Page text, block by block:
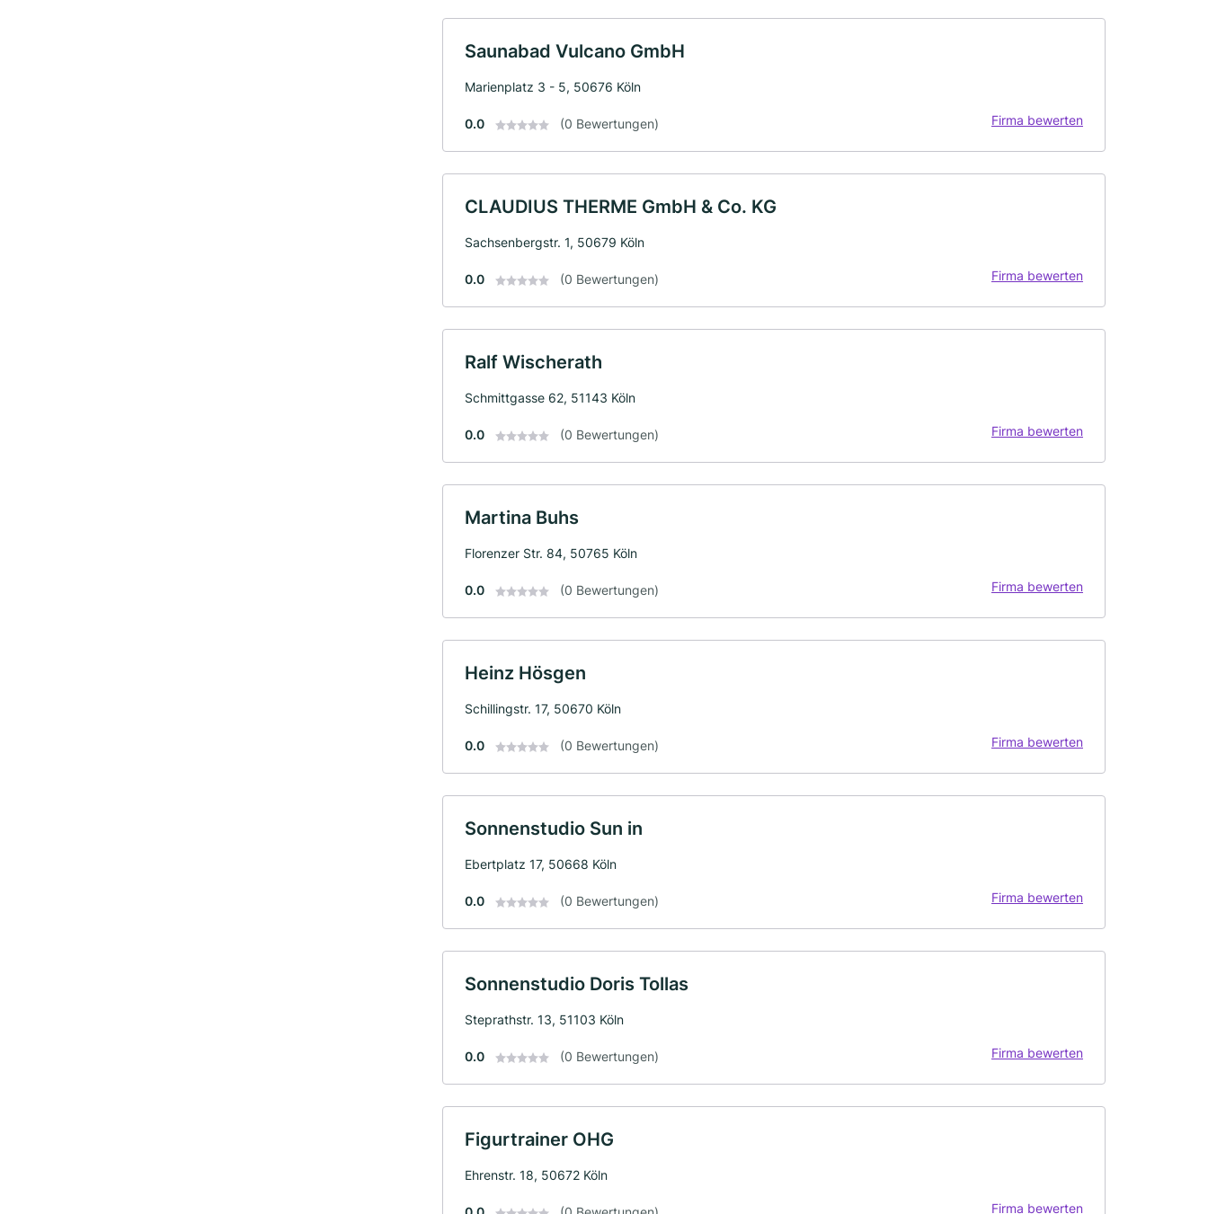
Saunabad Vulcano GmbH
Marienplatz 3 - 5, 50676 Köln
0.0 (0 Bewertungen) Firma bewerten
CLAUDIUS THERME GmbH & Co. KG
Sachsenbergstr. 1, 50679 Köln
0.0 (0 Bewertungen) Firma bewerten
Ralf Wischerath
Schmittgasse 62, 51143 Köln
0.0 (0 Bewertungen) Firma bewerten
Martina Buhs
Florenzer Str. 84, 50765 Köln
0.0 (0 Bewertungen) Firma bewerten
Heinz Hösgen
Schillingstr. 17, 50670 Köln
0.0 (0 Bewertungen) Firma bewerten
Sonnenstudio Sun in
Ebertplatz 17, 50668 Köln
0.0 (0 Bewertungen) Firma bewerten
Sonnenstudio Doris Tollas
Steprathstr. 13, 51103 Köln
0.0 (0 Bewertungen) Firma bewerten
Figurtrainer OHG
Ehrenstr. 18, 50672 Köln
Firma bewerten